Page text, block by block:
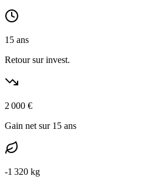
15 ans
Retour sur invest.
2 000 €
Gain net sur 15 ans
-1 320 kg